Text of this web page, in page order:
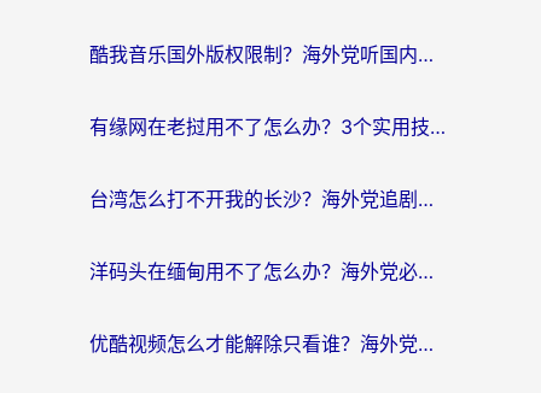
酷我音乐国外版权限制？海外党听国内歌、玩游戏、看剧的一站式解决方案
有缘网在老挝用不了怎么办？3个实用技巧解决海外访问国内服务难题
台湾怎么打不开我的长沙？海外党追剧看片、用环球时报不卡的实用指南
洋码头在缅甸用不了怎么办？海外党必备回国加速指南，解决追剧购物生活服务难题
优酷视频怎么才能解除只看谁？海外党亲测有效的追剧自由指南